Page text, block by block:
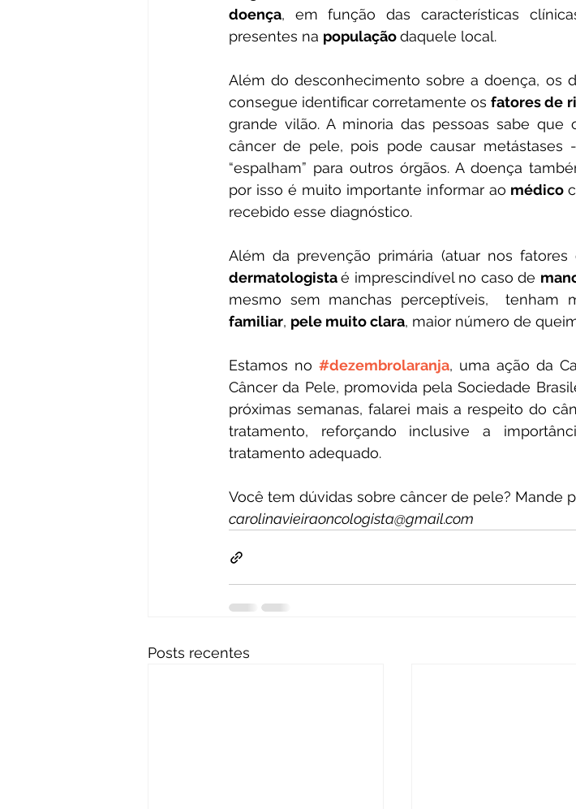
doença, em função das características
presentes na população daquele local.
Além do desconhecimento sobre a doença, os
consegue identificar corretamente os fatores de
grande vilão. A minoria das pessoas sabe
câncer de pele, pois pode causar
“espalham” para outros órgãos. A doença
por isso é muito importante informar ao médico
recebido esse diagnóstico.
dermatologista é imprescindível no caso de
mesmo sem manchas perceptíveis,  tenham
familiar, pele muito clara, maior número de
Estamos no #dezembrolaranja, uma ação da
Câncer da Pele, promovida pela Sociedade
próximas semanas, falarei mais a respeito do
tratamento, reforçando inclusive a
tratamento adequado.
Você tem dúvidas sobre câncer de pele? Mande
carolinavieiraoncologista@gmail.com
Posts recentes